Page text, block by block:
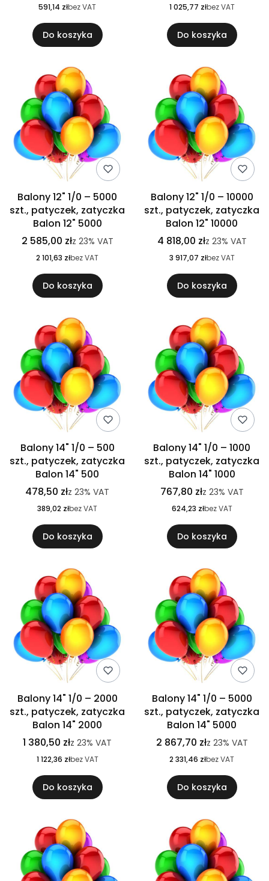
591,14 złbez VAT
Do koszyka
1 025,77 złbez VAT
Do koszyka
Balony 12" 1/0 – 5000
szt., patyczek, zatyczka
Balon 12" 5000
2 585,00 złz 23% VAT
2 101,63 złbez VAT
Do koszyka
Balony 12" 1/0 – 10000
szt., patyczek, zatyczka
Balon 12" 10000
4 818,00 złz 23% VAT
3 917,07 złbez VAT
Do koszyka
Balony 14" 1/0 – 500
szt., patyczek, zatyczka
Balon 14" 500
478,50 złz 23% VAT
389,02 złbez VAT
Do koszyka
Balony 14" 1/0 – 1000
szt., patyczek, zatyczka
Balon 14" 1000
767,80 złz 23% VAT
624,23 złbez VAT
Do koszyka
Balony 14" 1/0 – 2000
szt., patyczek, zatyczka
Balon 14" 2000
1 380,50 złz 23% VAT
1 122,36 złbez VAT
Do koszyka
Balony 14" 1/0 – 5000
szt., patyczek, zatyczka
Balon 14" 5000
2 867,70 złz 23% VAT
2 331,46 złbez VAT
Do koszyka